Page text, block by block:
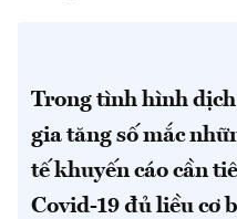
Trong tình hình
gia tăng số mắc
tế khuyến cáo cần
Covid-19 đủ liều cơ